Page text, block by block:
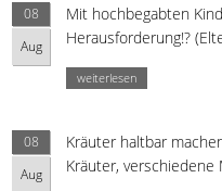
08
Aug
Mit hochbegabten
Herausforderung!?
weiterlesen
08
Aug
Kräuter haltbar
Kräuter, verschiedene